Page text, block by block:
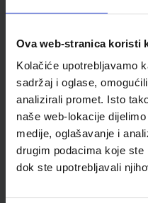
Ova web-stranica koristi
Kolačiće upotrebljavamo
sadržaj i oglase,
analizirali promet. Isto
naše web-lokacije
medije, oglašavanje i
drugim podacima koje
dok ste upotrebljavali
ŠIFRA OMOTA:
Udžbenik
FIZIKA OKO NAS 2;
sadržajima u drugom
Paar Hrlec Sambolek
Nakladnik:ŠKOLSKA KNJIGA d.d.
SKU:567658
ŠIFRA OMOTA: